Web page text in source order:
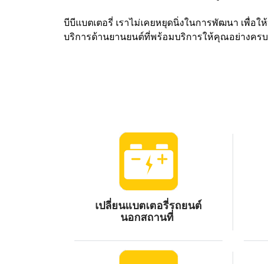
บีบีแบตเตอรี่ เราไม่เคยหยุดนิ่งในการพัฒนา เพื่อ
บริการด้านยานยนต์ที่พร้อมบริการให้คุณอย่างคร
เปลี่ยนแบตเตอรี่รถยนต์
นอกสถานที่